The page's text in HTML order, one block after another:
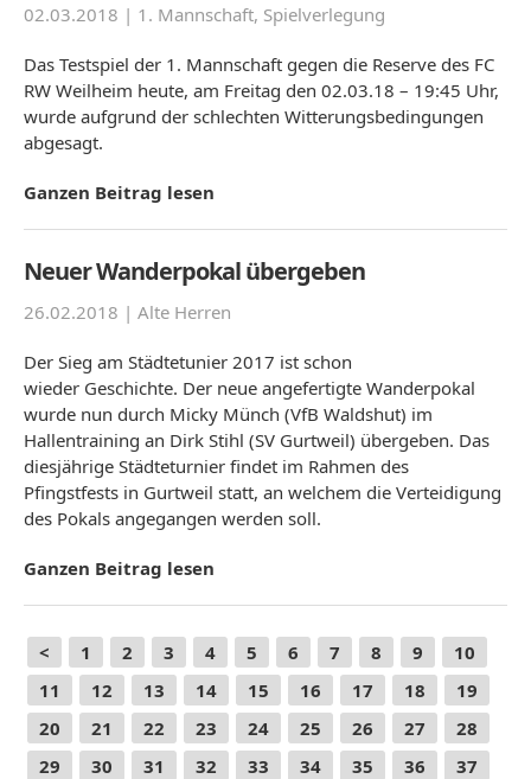
02.03.2018 | 1. Mannschaft, Spielverlegung
Das Testspiel der 1. Mannschaft gegen die Reserve des FC
RW Weilheim heute, am Freitag den 02.03.18 – 19:45 Uhr,
wurde aufgrund der schlechten Witterungsbedingungen
abgesagt.
Ganzen Beitrag lesen
Neuer Wanderpokal übergeben
26.02.2018 | Alte Herren
Der Sieg am Städtetunier 2017 ist schon
wieder Geschichte. Der neue angefertigte Wanderpokal
wurde nun durch Micky Münch (VfB Waldshut) im
Hallentraining an Dirk Stihl (SV Gurtweil) übergeben. Das
diesjährige Städteturnier findet im Rahmen des
Pfingstfests in Gurtweil statt, an welchem die Verteidigung
des Pokals angegangen werden soll.
Ganzen Beitrag lesen
< 1 2 3 4 5 6 7 8 9
10
11
12 13 14 15 16 17 18
19
20
21 22 23 24 25 26 27
28
29
30 31 32 33 34 35 36
37